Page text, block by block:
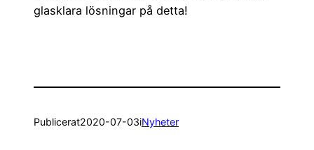
glasklara lösningar på detta!
Publicerat2020-07-03iNyheter